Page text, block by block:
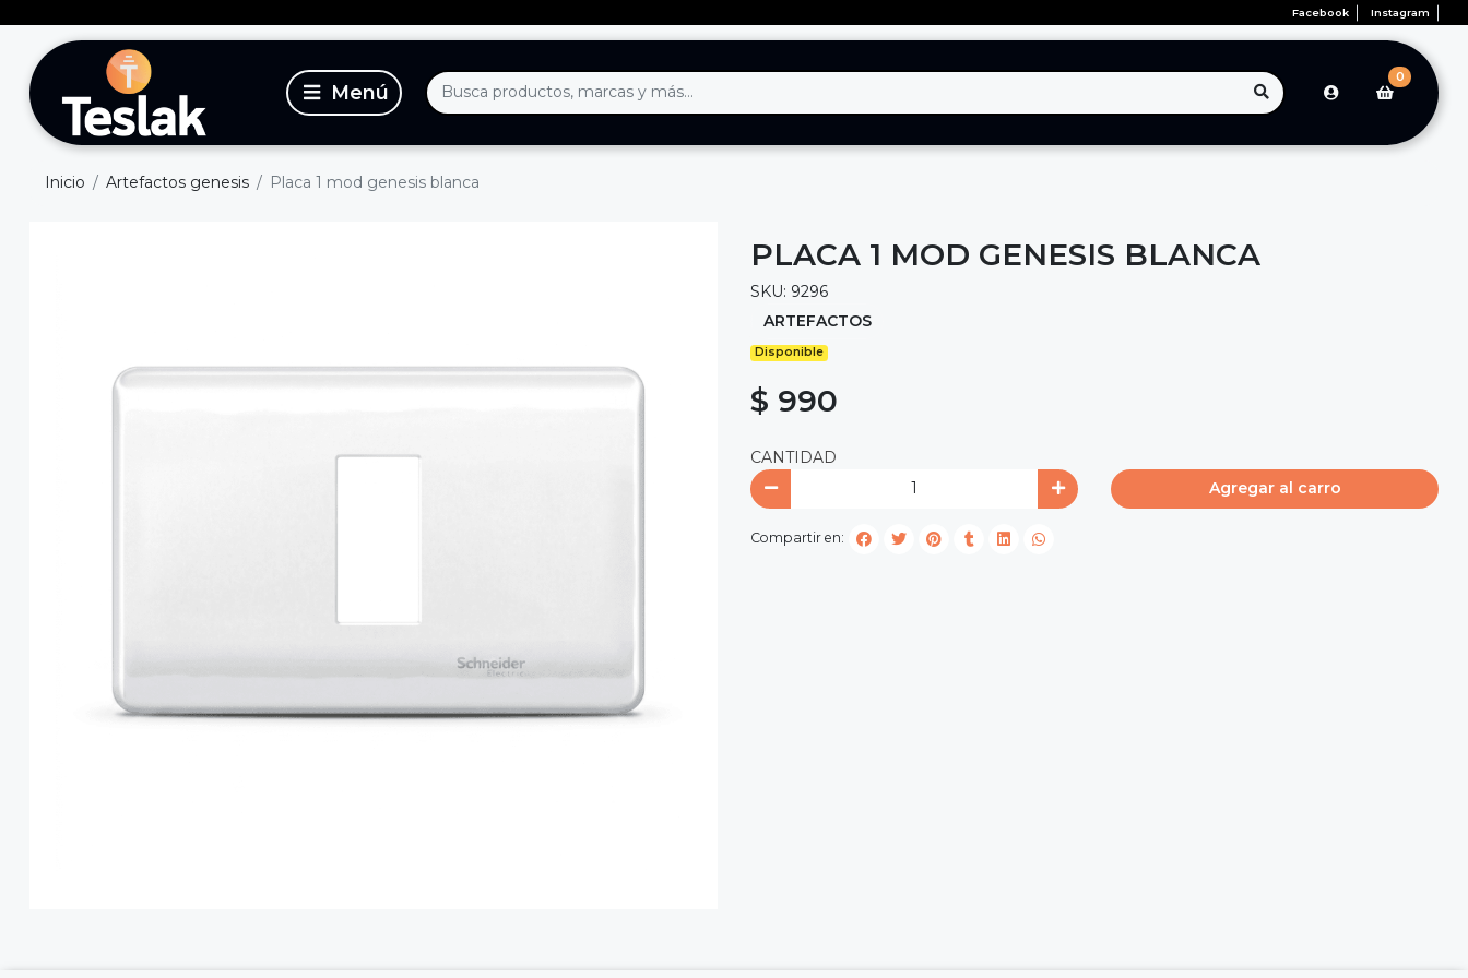
Facebook Instagram
0
Inicio Artefactos genesis Placa 1 mod genesis blanca
PLACA 1 MOD GENESIS BLANCA
SKU: 9296
ARTEFACTOS
Disponible
$ 990
CANTIDAD
Agregar al carro
Compartir en: